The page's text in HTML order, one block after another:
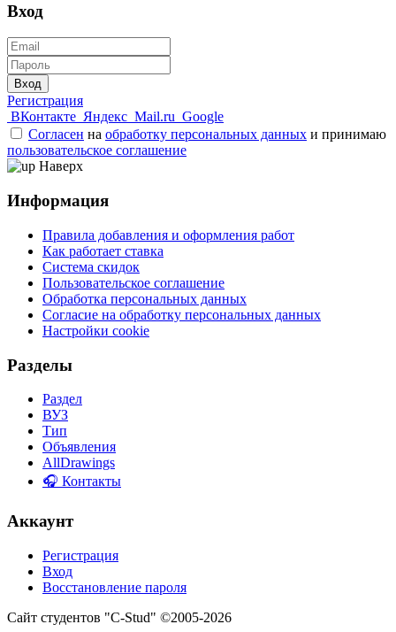
Вход
Вход
Регистрация
ВКонтакте Яндекс Mail.ru Google
Согласен на обработку персональных данных и принимаю
пользовательское соглашение
Наверх
Информация
Правила добавления и оформления работ
Как работает ставка
Система скидок
Пользовательское соглашение
Обработка персональных данных
Согласие на обработку персональных данных
Настройки cookie
Разделы
Раздел
ВУЗ
Тип
Объявления
AllDrawings
🎧 Контакты
Аккаунт
Регистрация
Вход
Восстановление пароля
Сайт студентов "C-Stud" ©2005-2026